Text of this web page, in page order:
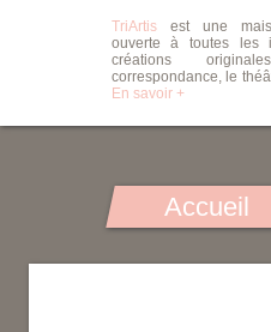
TriArtisest une
ouverte à toutes les
créations
correspondance, le
En savoir +
Accueil